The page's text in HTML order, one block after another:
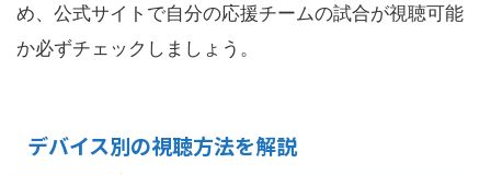
め、公式サイトで自分の応援チームの試合が視聴可能
か必ずチェックしましょう。
デバイス別の視聴方法を解説